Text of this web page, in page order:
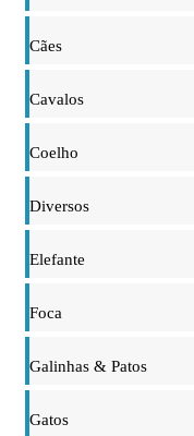
Cães
Cavalos
Coelho
Diversos
Elefante
Foca
Galinhas & Patos
Gatos